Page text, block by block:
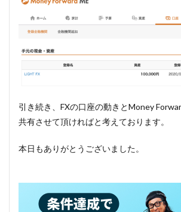
引き続き、FXの口座の動きとMoney
共有させて頂ければと考えております。
本日もありがとうございました。